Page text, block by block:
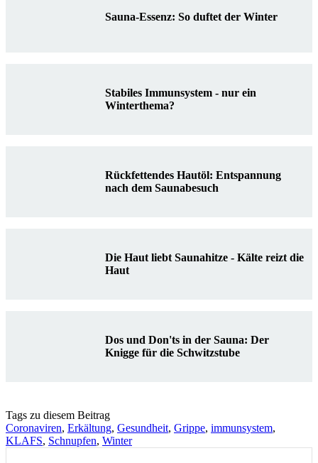
Sauna-Essenz: So duftet der Winter
Stabiles Immunsystem - nur ein
Winterthema?
Rückfettendes Hautöl: Entspannung
nach dem Saunabesuch
Die Haut liebt Saunahitze - Kälte reizt die
Haut
Dos und Don'ts in der Sauna: Der
Knigge für die Schwitzstube
Tags zu diesem Beitrag
Coronaviren, Erkältung, Gesundheit, Grippe, immunsystem,
KLAFS, Schnupfen, Winter